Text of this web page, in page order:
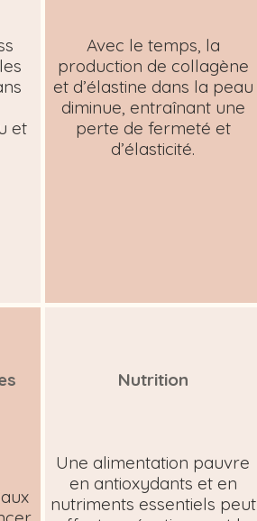
et
Avec le temps, la
production de collagène
et d’élastine dans la peau
diminue, entraînant une
perte de fermeté et
d’élasticité.
Nutrition
Une alimentation pauvre
en antioxydants et en
nutriments essentiels peut